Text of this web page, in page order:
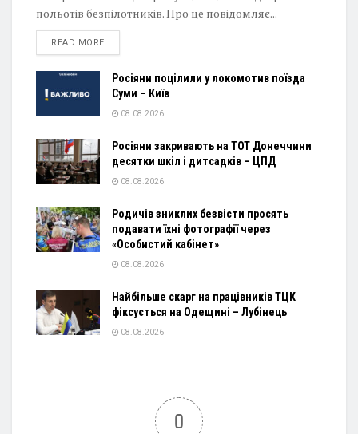
польотів безпілотників. Про це повідомляє...
READ MOREDETAILS
Росіяни поцілили у локомотив поїзда
Суми – Київ
08.08.2026
Росіяни закривають на ТОТ Донеччини
десятки шкіл і дитсадків – ЦПД
08.08.2026
Родичів зниклих безвісти просять
подавати їхні фотографії через
«Особистий кабінет»
08.08.2026
Найбільше скарг на працівників ТЦК
фіксується на Одещині – Лубінець
08.08.2026
0